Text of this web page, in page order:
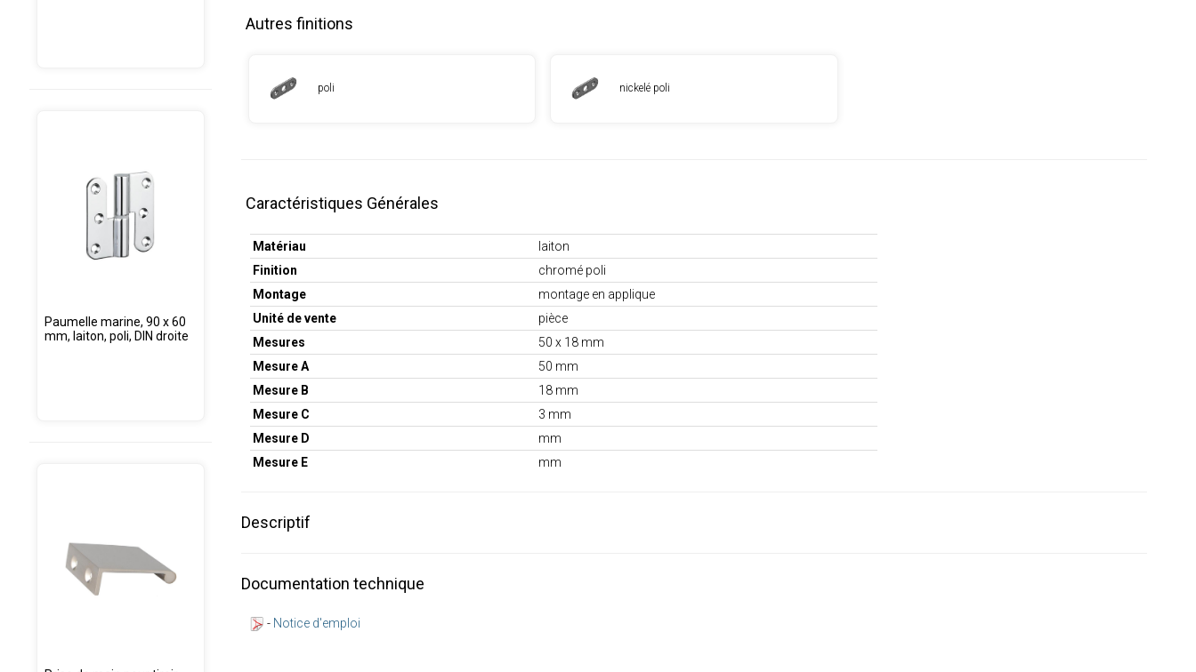
Paumelle marine, 90 x 60
mm, laiton, poli, DIN droite
Autres finitions
poli nickelé poli
Caractéristiques Générales
Matériau
laiton
Finition
chromé poli
Montage
montage en applique
Unité de vente
pièce
Mesures
50 x 18 mm
Mesure A
50 mm
Mesure B
18 mm
Mesure C
3 mm
Mesure D
mm
Mesure E
mm
Descriptif
Documentation technique
- Notice d'emploi